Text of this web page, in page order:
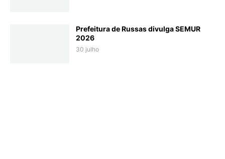
Prefeitura de Russas divulga SEMUR
2026
30 julho